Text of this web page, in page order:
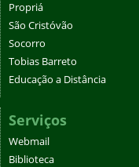
Propriá
São Cristóvão
Socorro
Tobias Barreto
Educação a Distância
Serviços
Webmail
Biblioteca